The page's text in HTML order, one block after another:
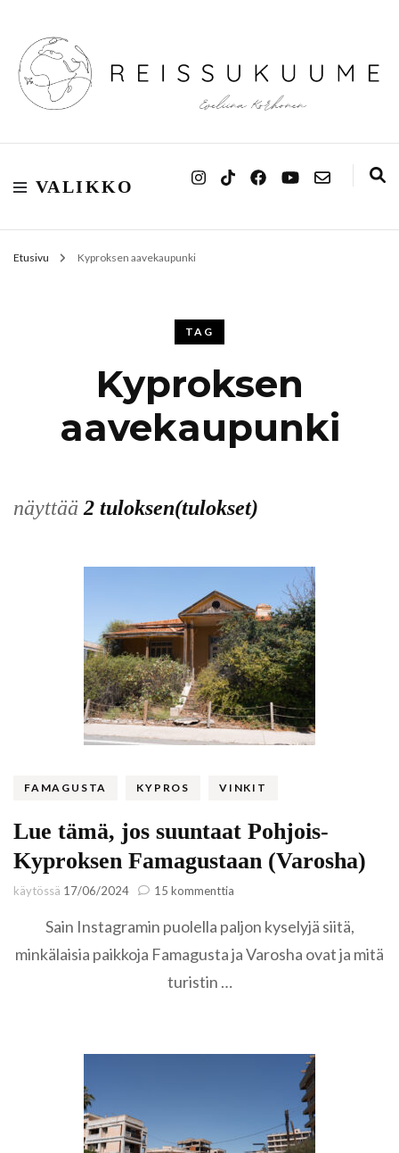
Reissukuume
VALIKKO
Etusivu Kyproksen aavekaupunki
TAG
Kyproksen
aavekaupunki
näyttää 2 tuloksen(tulokset)
FAMAGUSTA KYPROS VINKIT
Lue tämä, jos suuntaat Pohjois-
Kyproksen Famagustaan (Varosha)
käytössä 17/06/2024 15 kommenttia
tämä,
suuntaat
Sain Instagramin puolella paljon kyselyjä siitä,
minkälaisia paikkoja Famagusta ja Varosha ovat ja mitä
turistin …